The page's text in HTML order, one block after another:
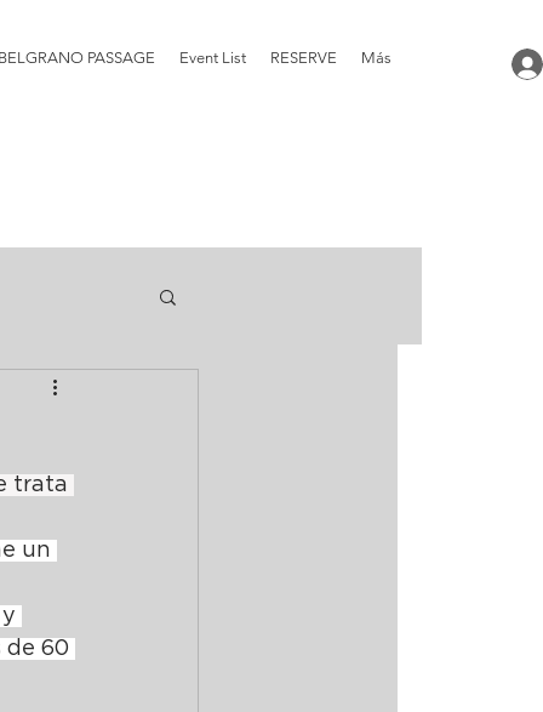
BELGRANO PASSAGE Event List RESERVE Más
trata
un
de 60